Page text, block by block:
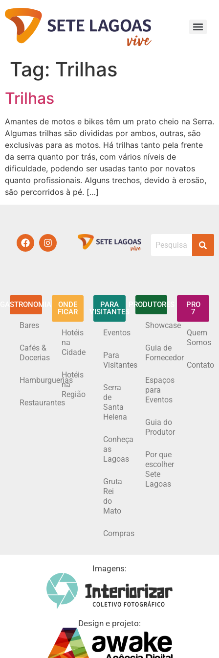
Tag: Trilhas
Trilhas
Amantes de motos e bikes têm um prato cheio na Serra.
Algumas trilhas são divididas por ambos, outras, são
exclusivas para as motos. Há trilhas tanto pela frente
da serra quanto por trás, com vários níveis de
dificuldade, podendo ser usadas tanto por novatos
quanto profissionais. Alguns trechos, devido à erosão,
são percorridos à pé. […]
GASTRONOMIA
Bares
Cafés &
Docerias
Hamburguerias
Restaurantes
ONDE
FICAR
Hotéis
na
Cidade
Hotéis
na
Região
PARA
VISITANTES
Eventos
Para
Visitantes
Serra
de
Santa
Helena
Conheça
as
Lagoas
Gruta
Rei
do
Mato
Compras
PRODUTORES
Showcase
Guia de
Fornecedor
Espaços
para
Eventos
Guia do
Produtor
Por que
escolher
Sete
Lagoas
PRO
7
Quem
Somos
Contato
Imagens:
Design e projeto: